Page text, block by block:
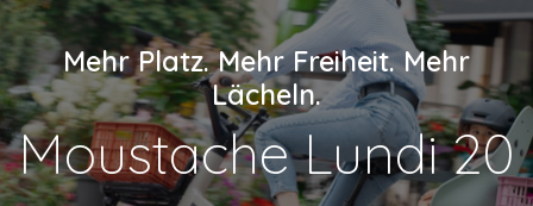
Mehr Platz. Mehr Freiheit. Mehr
Lächeln.
Moustache Lundi 20